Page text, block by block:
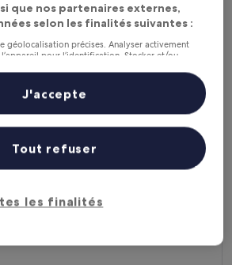
: villes
que nos partenaires externes,
selon les finalités suivantes :
géolocalisation précises. Analyser activement
pour l’identification. Stocker et/ou
performance des publicités et du contenu,
de services.
(fournisseurs)
les finalités
Tout refuser
J'accepte